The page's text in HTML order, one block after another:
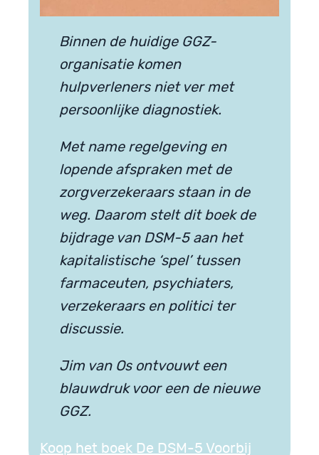
Binnen de huidige GGZ-
organisatie komen
hulpverleners niet ver met
persoonlijke diagnostiek.
Met name regelgeving en
lopende afspraken met de
zorgverzekeraars staan in de
weg. Daarom stelt dit boek de
bijdrage van DSM-5 aan het
kapitalistische ‘spel’ tussen
farmaceuten, psychiaters,
verzekeraars en politici ter
discussie.
Jim van Os ontvouwt een
blauwdruk voor een de nieuwe
GGZ.
Koop het boek De DSM-5 Voorbij